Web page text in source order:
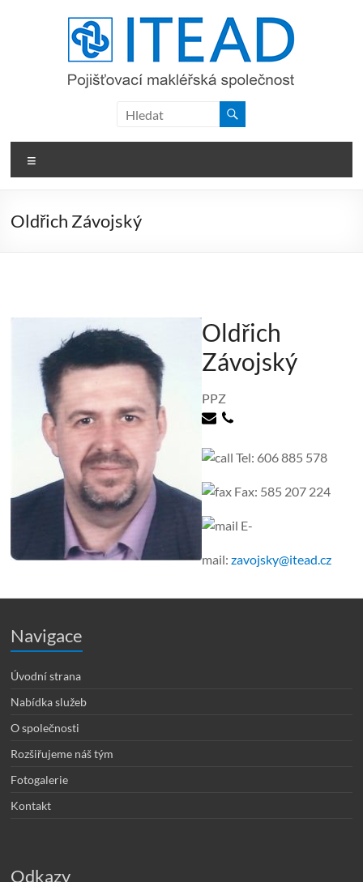
a.s.
Oldřich Závojský
Oldřich
Závojský
PPZ
Tel: 606 885 578
Fax: 585 207 224
E-
mail:zavojsky@itead.cz
Navigace
Úvodní strana
Nabídka služeb
O společnosti
Rozšiřujeme náš tým
Fotogalerie
Kontakt
Odkazy